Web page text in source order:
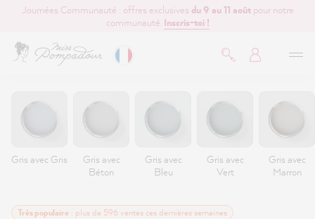
principal
Journées Communauté : offres exclusives du 9 au 11 aoûtpour notre
communauté. Inscris-toi !
Gris avec Gris
Gris avec
Béton
Gris avec
Bleu
Gris avec
Vert
Gris avec
Marron
Très populaire : plus de 596 ventes ces dernières semaines